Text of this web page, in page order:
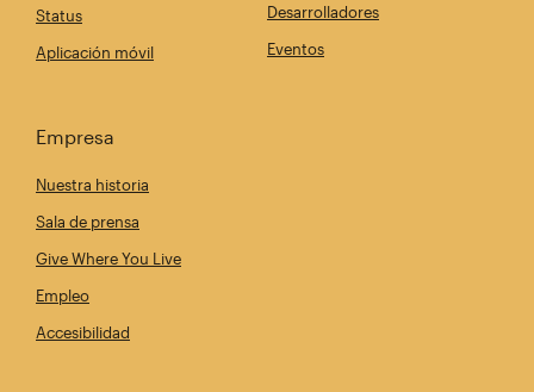
Status
Aplicación móvil
Desarrolladores
Eventos
Empresa
Nuestra historia
Sala de prensa
Give Where You Live
Empleo
Accesibilidad